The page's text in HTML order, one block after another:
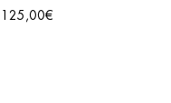
125,00€